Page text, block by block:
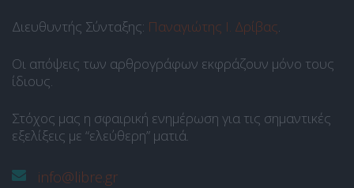
Διευθυντής Σύνταξης: Παναγιώτης Ι. Δρίβας.
Οι απόψεις των αρθρογράφων εκφράζουν μόνο τους
ίδιους.
Στόχος μας η σφαιρική ενημέρωση για τις σημαντικές
εξελίξεις με “ελεύθερη” ματιά.
info@libre.gr